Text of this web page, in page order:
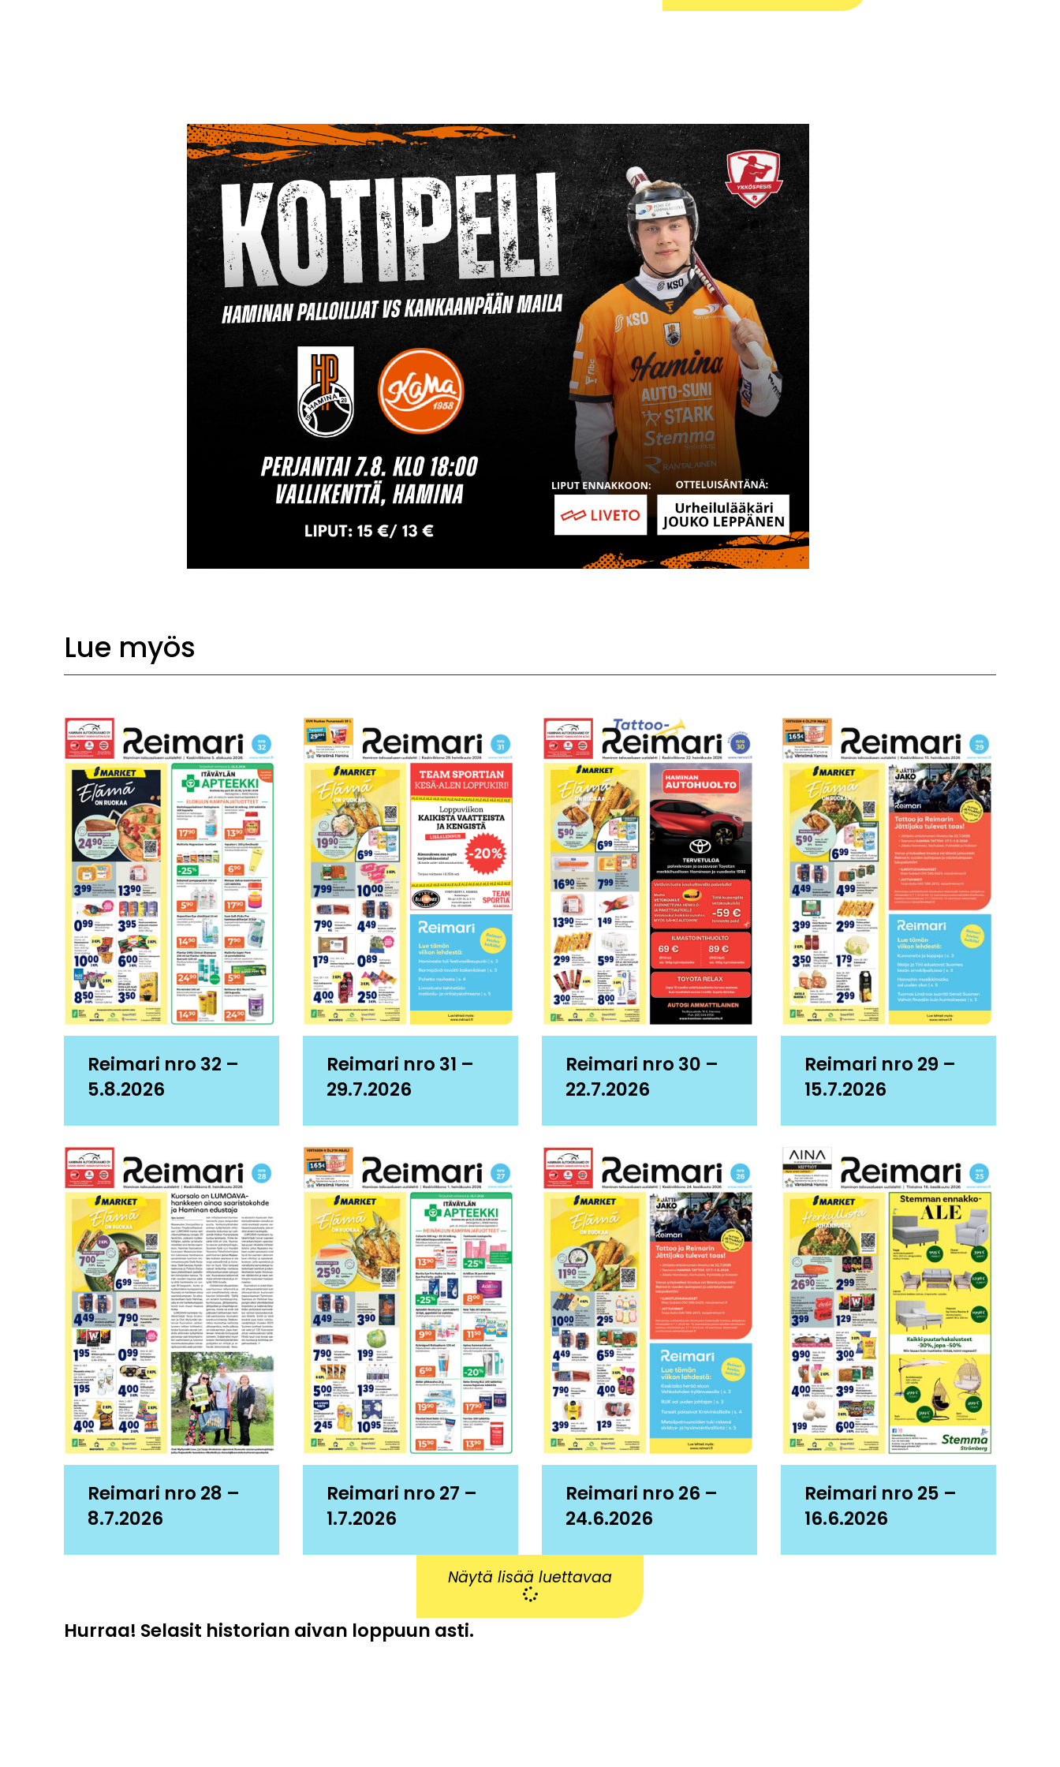
Lue myös
Reimari nro 32 –
5.8.2026
Reimari nro 31 –
29.7.2026
Reimari nro 30 –
22.7.2026
Reimari nro 29 –
15.7.2026
Reimari nro 28 –
8.7.2026
Reimari nro 27 –
1.7.2026
Reimari nro 26 –
24.6.2026
Reimari nro 25 –
16.6.2026
Näytä lisää luettavaa
Hurraa! Selasit historian aivan loppuun asti.